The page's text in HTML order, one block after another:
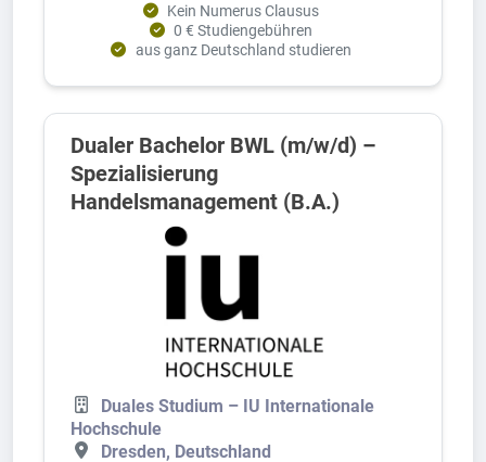
Kein Numerus Clausus
0 € Studiengebühren
aus ganz Deutschland studieren
Dualer Bachelor BWL (m/w/d) –
Spezialisierung
Handelsmanagement (B.A.)
Duales Studium – IU Internationale
Hochschule
Dresden, Deutschland